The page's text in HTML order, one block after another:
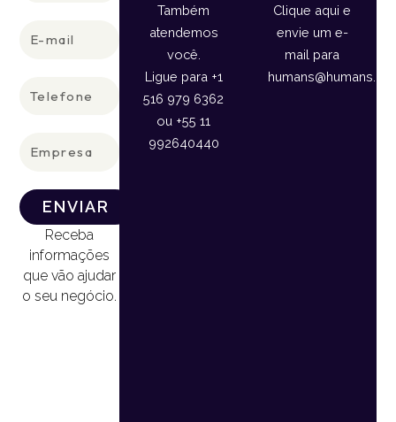
ENVIAR
Receba
informações
que vão ajudar
o seu negócio.
Também
atendemos
você.
Ligue para +1
516 979 6362
ou +55 11
992640440
Clique aqui e
envie um e-
mail para